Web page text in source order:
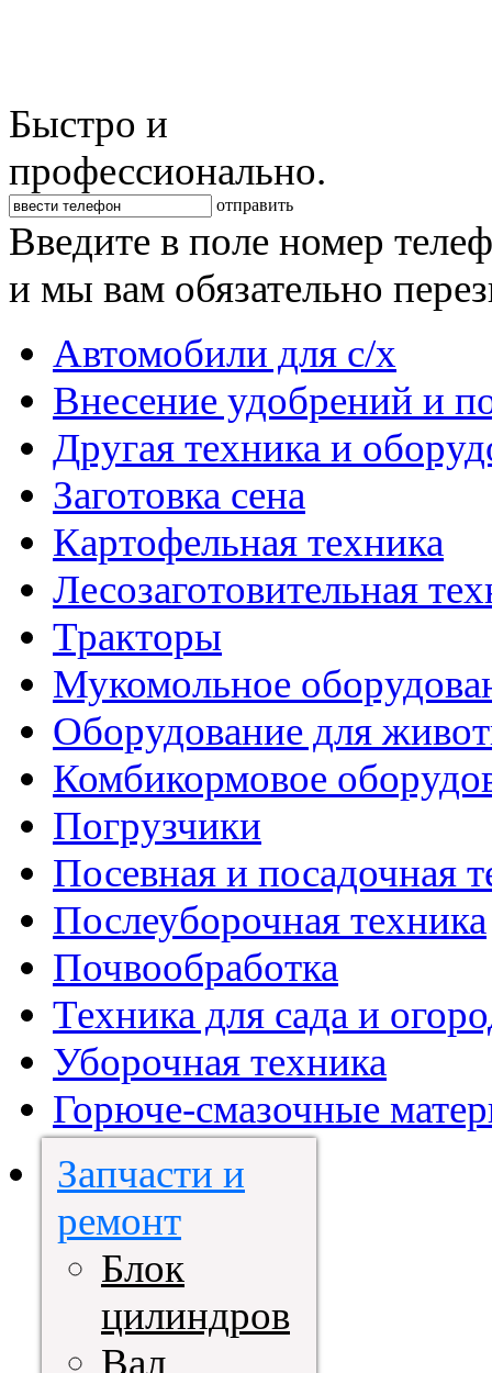
Быстро и
профессионально.
отправить
Введите в поле номер
и мы вам обязательно
Автомобили для с/х
Внесение удобрений и
Другая техника и
Заготовка сена
Картофельная техника
Лесозаготовительная
Тракторы
Мукомольное
Оборудование для
Комбикормовое
Погрузчики
Посевная и посадочная
Послеуборочная техника
Почвообработка
Техника для сада и
Уборочная техника
Горюче-смазочные
Запчасти и
ремонт
Блок
цилиндров
Вал